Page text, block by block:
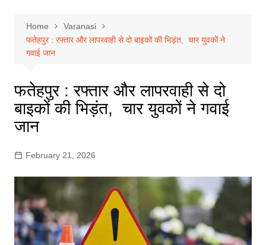
Home
Varanasi
फतेहपुर : रफ्तार और लापरवाही से दो बाइकों की भिड़ंत, चार युवकों ने
गवाई जान
फतेहपुर : रफ्तार और लापरवाही से दो
बाइकों की भिड़ंत, चार युवकों ने गवाई
जान
February 21, 2026